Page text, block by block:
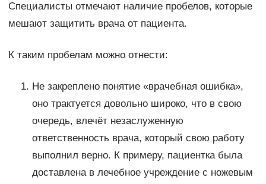
Специалисты отмечают наличие пробелов, которые
мешают защитить врача от пациента.
К таким пробелам можно отнести:
Не закреплено понятие «врачебная ошибка»,
оно трактуется довольно широко, что в свою
очередь, влечёт незаслуженную
ответственность врача, который свою работу
выполнил верно. К примеру, пациентка была
доставлена в лечебное учреждение с ножевым